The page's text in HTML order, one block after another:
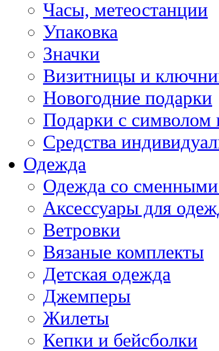
Часы, метеостанции
Упаковка
Значки
Визитницы и
Новогодние подарки
Подарки с символом
Средства
Одежда
Одежда со сменными
Аксессуары для
Ветровки
Вязаные комплекты
Детская одежда
Джемперы
Жилеты
Кепки и бейсболки